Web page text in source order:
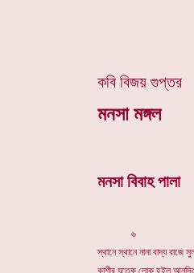
কবি বিজয় গুপ্তর
মনসা মঙ্গল
মনসা বিবাহ পালা
৬
স্থানে স্থানে নানা বাদ্য বাজে
কাশীর যতেক লোক হইল